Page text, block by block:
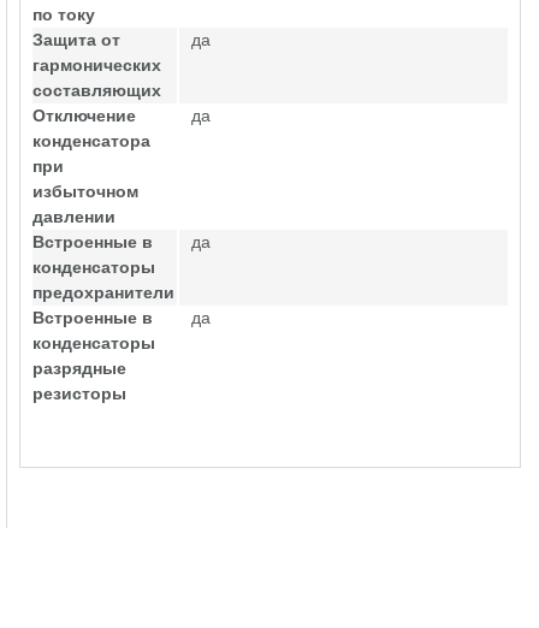
по току
Защита от
гармонических
составляющих
да
Отключение
конденсатора
при
избыточном
давлении
да
Встроенные в
конденсаторы
предохранители
да
Встроенные в
конденсаторы
разрядные
резисторы
да